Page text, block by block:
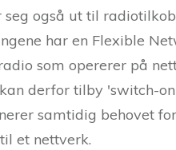
seg også ut til
har en Flexible
som opererer på
derfor tilby 'switch-
samtidig behovet
et nettverk.